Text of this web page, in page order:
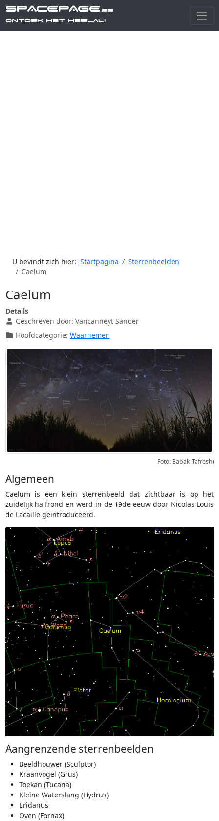
SPACEPAGE.be
Ontdek het heelal!
U bevindt zich hier: Startpagina
Sterrenbeelden
Caelum
Caelum
Details
Geschreven door: Vancanneyt Sander
Hoofdcategorie: Waarnemen
Foto: Babak Tafreshi
Algemeen
Caelum is een klein sterrenbeeld dat zichtbaar is op het
zuidelijk halfrond en werd in de 19de eeuw door Nicolas Louis
de Lacaille geïntroduceerd.
Aangrenzende sterrenbeelden
Beeldhouwer (Sculptor)
Kraanvogel (Grus)
Toekan (Tucana)
Kleine Waterslang (Hydrus)
Eridanus
Oven (Fornax)